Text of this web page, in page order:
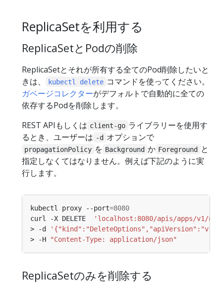
ReplicaSetを利用する
ReplicaSetとPodの削除
ReplicaSetとそれが所有する全てのPod削除したいと
きは、
kubectl delete コマンドを使ってください。
ガベージコレクターがデフォルトで自動的に全ての
依存するPodを削除します。
REST APIもしくは client-go ライブラリーを使用す
るとき、ユーザーは -d オプションで
propagationPolicy を Background か Foreground
と
指定しなくてはなりません。例えば下記のように実
行します。
kubectl proxy --port=8080
curl -X DELETE
'localhost:8080/apis/apps/v1/
> -d
> -H
"Content-Type: application/json"
ReplicaSetのみを削除する